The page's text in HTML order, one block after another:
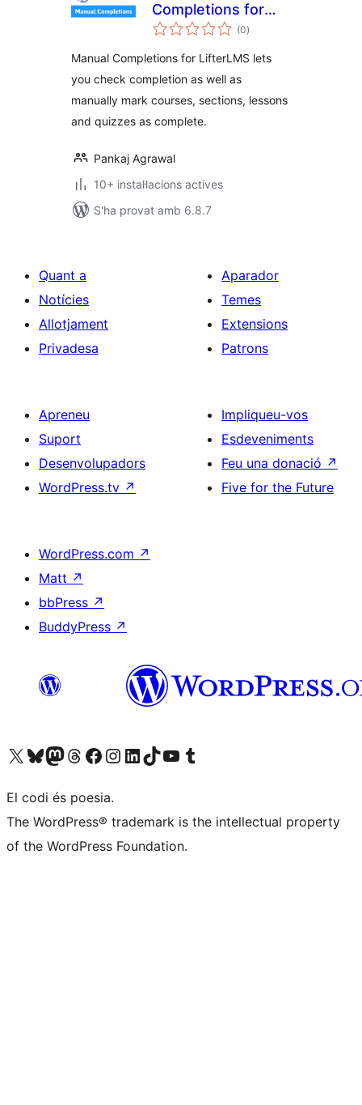
Completions for
LifterLMS
(0puntuacions
totals
)
Manual Completions for LifterLMS lets
you check completion as well as
manually mark courses, sections, lessons
and quizzes as complete.
Pankaj Agrawal
10+ instal·lacions actives
S'ha provat amb 6.8.7
Quant a
Notícies
Allotjament
Privadesa
Aparador
Temes
Extensions
Patrons
Apreneu
Suport
Desenvolupadors
WordPress.tv ↗
Impliqueu-vos
Esdeveniments
Feu una donació ↗
Five for the Future
WordPress.com ↗
Matt ↗
bbPress ↗
BuddyPress ↗
Visiteu el nostre compte X (abans Twitter)
Visiteu el nostre compte de Bluesky
Visiteu el nostre compte al Mastodon
Visiteu el nostre compte de Threads
Visiteu la nostra pàgina al Facebook
Visiteu el nostre compte d'Instagram
Visiteu el nostre compte de LinkedIn
Visiteu el nostre compte de TikTok
Visiteu el nostre canal al YouTube
Visiteu el nostre compte de Tumblr
El codi és poesia.
The WordPress® trademark is the intellectual property
of the WordPress Foundation.